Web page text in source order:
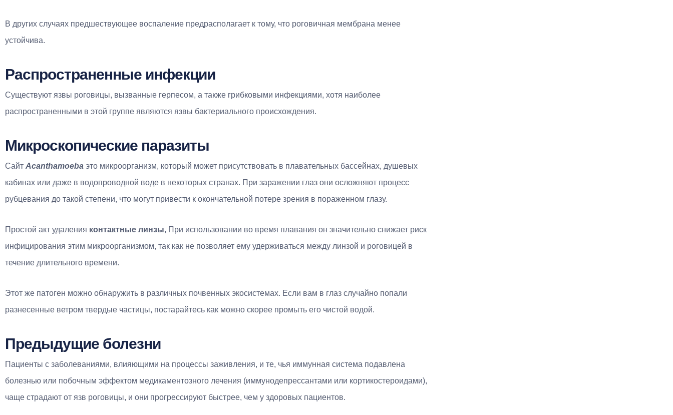
В других случаях предшествующее воспаление предрасполагает к тому, что роговичная мембрана менее
устойчива.
Распространенные инфекции
Существуют язвы роговицы, вызванные герпесом, а также грибковыми инфекциями, хотя наиболее
распространенными в этой группе являются язвы бактериального происхождения.
Микроскопические паразиты
Сайт Acanthamoeba это микроорганизм, который может присутствовать в плавательных бассейнах, душевых
кабинах или даже в водопроводной воде в некоторых странах. При заражении глаз они осложняют процесс
рубцевания до такой степени, что могут привести к окончательной потере зрения в пораженном глазу.
Простой акт удаления контактные линзы, При использовании во время плавания он значительно снижает риск
инфицирования этим микроорганизмом, так как не позволяет ему удерживаться между линзой и роговицей в
течение длительного времени.
Этот же патоген можно обнаружить в различных почвенных экосистемах. Если вам в глаз случайно попали
разнесенные ветром твердые частицы, постарайтесь как можно скорее промыть его чистой водой.
Предыдущие болезни
Пациенты с заболеваниями, влияющими на процессы заживления, и те, чья иммунная система подавлена
болезнью или побочным эффектом медикаментозного лечения (иммунодепрессантами или кортикостероидами),
чаще страдают от язв роговицы, и они прогрессируют быстрее, чем у здоровых пациентов.